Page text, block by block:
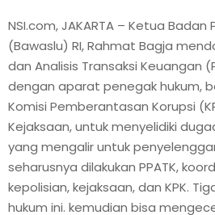
NSI.com, JAKARTA – Ketua Badan
(Bawaslu) RI, Rahmat Bagja
dan Analisis Transaksi Keuangan
dengan aparat penegak hukum,
Komisi Pemberantasan Korupsi
Kejaksaan, untuk menyelidiki
yang mengalir untuk
seharusnya dilakukan PPATK,
kepolisian, kejaksaan, dan KPK.
hukum ini. kemudian bisa